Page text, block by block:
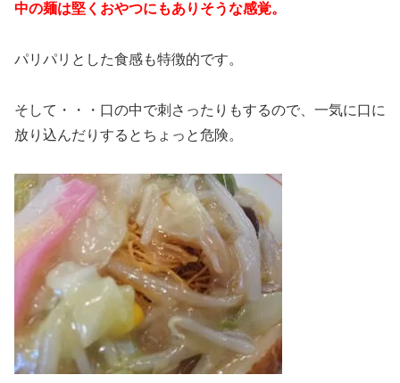
中の麺は堅くおやつにもありそうな感覚。
パリパリとした食感も特徴的です。
そして・・・口の中で刺さったりもするので、一気に口に
放り込んだりするとちょっと危険。